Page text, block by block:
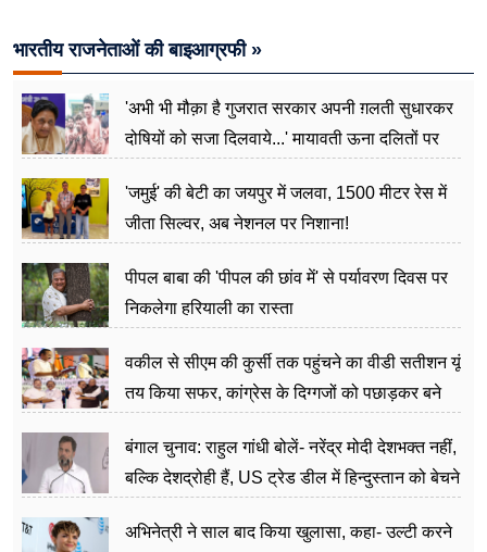
भारतीय राजनेताओं की बाइआग्रफी »
'अभी भी मौक़ा है गुजरात सरकार अपनी ग़लती सुधारकर
दोषियों को सजा दिलवाये...' मायावती ऊना दलितों पर
'जमुई' की बेटी का जयपुर में जलवा, 1500 मीटर रेस में
जीता सिल्वर, अब नेशनल पर निशाना!
पीपल बाबा की 'पीपल की छांव में' से पर्यावरण दिवस पर
निकलेगा हरियाली का रास्ता
वकील से सीएम की कुर्सी तक पहुंचने का वीडी सतीशन यूं
तय किया सफर, कांग्रेस के दिग्गजों को पछाड़कर बने
बंगाल चुनाव: राहुल गांधी बोलें- नरेंद्र मोदी देशभक्त नहीं,
बल्कि देशद्रोही हैं, US ट्रेड डील में हिन्दुस्तान को बेचने
अभिनेत्री ने साल बाद किया खुलासा, कहा- उल्टी करने